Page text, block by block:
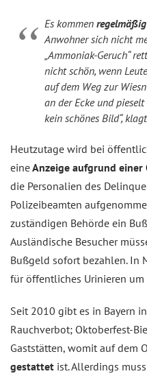
Es kommen
Anwohner sich nicht
„Ammoniak-Geruch“
nicht schön, wenn
auf dem Weg zur
an der Ecke und
kein schönes Bild“,
Heutzutage wird bei
eineAnzeige aufgrund
die Personalien des
Polizeibeamten
zuständigen Behörde ein
Ausländische Besucher
Bußgeld sofort bezahlen. In
für öffentliches Urinieren um
Seit 2010 gibt es in Bayern
Rauchverbot; Oktoberfest-
Gaststätten, womit auf dem
gestattet ist. Allerdings